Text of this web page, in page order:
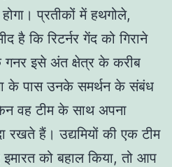
प्रतीकों में हथगोले,
है कि रिटर्नर गेंद को गिराने
गनर इसे अंत क्षेत्र के करीब
के पास उनके समर्थन के संबंध
वह टीम के साथ अपना
रखते हैं। उद्यमियों की एक टीम
इमारत को बहाल किया, तो आप